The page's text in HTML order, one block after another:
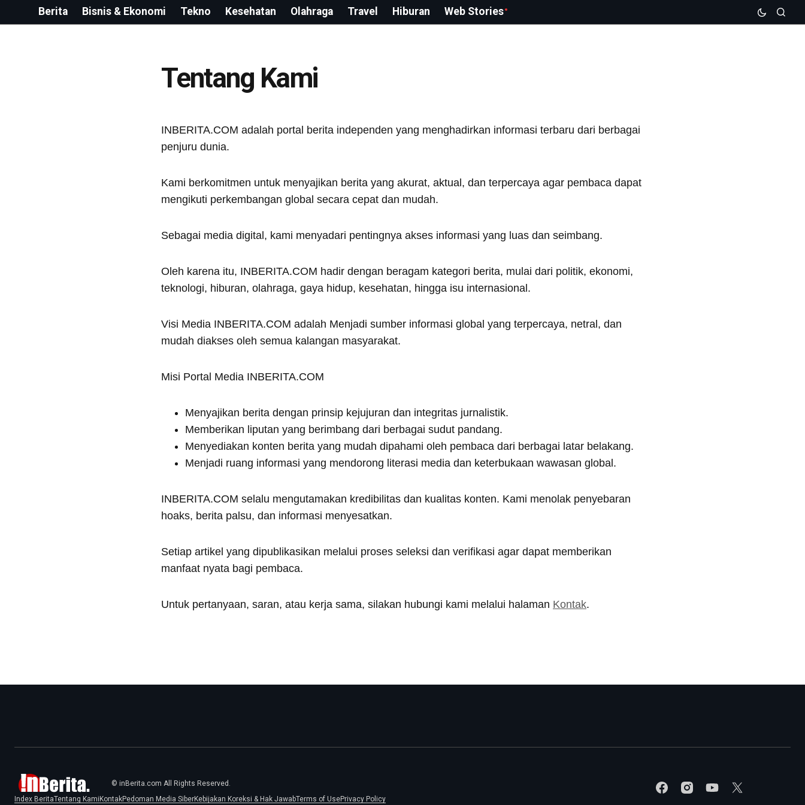
Berita Bisnis & Ekonomi Tekno Kesehatan Olahraga Travel Hiburan Web Stories
Tentang Kami
INBERITA.COM adalah portal berita independen yang menghadirkan informasi terbaru dari berbagai
penjuru dunia.
Kami berkomitmen untuk menyajikan berita yang akurat, aktual, dan terpercaya agar pembaca dapat
mengikuti perkembangan global secara cepat dan mudah.
Sebagai media digital, kami menyadari pentingnya akses informasi yang luas dan seimbang.
Oleh karena itu, INBERITA.COM hadir dengan beragam kategori berita, mulai dari politik, ekonomi,
teknologi, hiburan, olahraga, gaya hidup, kesehatan, hingga isu internasional.
Visi Media INBERITA.COM adalah Menjadi sumber informasi global yang terpercaya, netral, dan
mudah diakses oleh semua kalangan masyarakat.
Misi Portal Media INBERITA.COM
Menyajikan berita dengan prinsip kejujuran dan integritas jurnalistik.
Memberikan liputan yang berimbang dari berbagai sudut pandang.
Menyediakan konten berita yang mudah dipahami oleh pembaca dari berbagai latar belakang.
Menjadi ruang informasi yang mendorong literasi media dan keterbukaan wawasan global.
INBERITA.COM selalu mengutamakan kredibilitas dan kualitas konten. Kami menolak penyebaran
hoaks, berita palsu, dan informasi menyesatkan.
Setiap artikel yang dipublikasikan melalui proses seleksi dan verifikasi agar dapat memberikan
manfaat nyata bagi pembaca.
Untuk pertanyaan, saran, atau kerja sama, silakan hubungi kami melalui halaman Kontak.
© inBerita.com All Rights Reserved.
Index BeritaTentang Kami KontakPedoman Media SiberKebijakan Koreksi & Hak JawabTerms of UsePrivacy Policy